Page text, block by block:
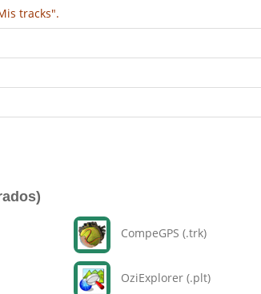
tracks".
CompeGPS (.trk)
OziExplorer (.plt)